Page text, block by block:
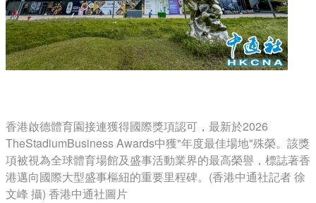
香港啟德體育園接連獲得國際獎項認可，最新於2026
TheStadiumBusiness Awards中獲"年度最佳場地"殊榮。該獎
項被視為全球體育場館及盛事活動業界的最高榮譽，標誌著香
港邁向國際大型盛事樞紐的重要里程碑。(香港中通社記者 徐
文峰 攝) 香港中通社圖片